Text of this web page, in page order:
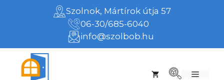
Szolnok, Mártírok útja 57
06-30/685-6040
info@szolbob.hu
Menü